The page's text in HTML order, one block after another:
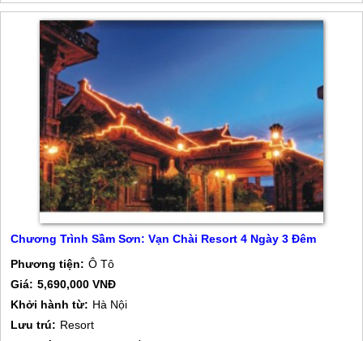
Chương Trình Sầm Sơn: Vạn Chài Resort 4 Ngày 3 Đêm
Phương tiện: Ô Tô
Giá: 5,690,000 VNĐ
Khởi hành từ: Hà Nội
Lưu trú: Resort